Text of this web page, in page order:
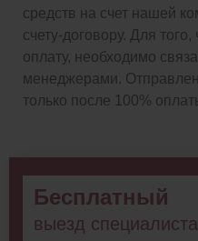
средств на счет нашей
счету-договору. Для
оплату, необходимо
менеджерами.
только после 100%
Бесплатный
выезд